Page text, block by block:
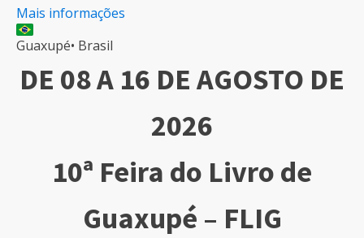
Mais informações
Guaxupé• Brasil
DE 08 A 16 DE AGOSTO DE
2026
10ª Feira do Livro de
Guaxupé – FLIG